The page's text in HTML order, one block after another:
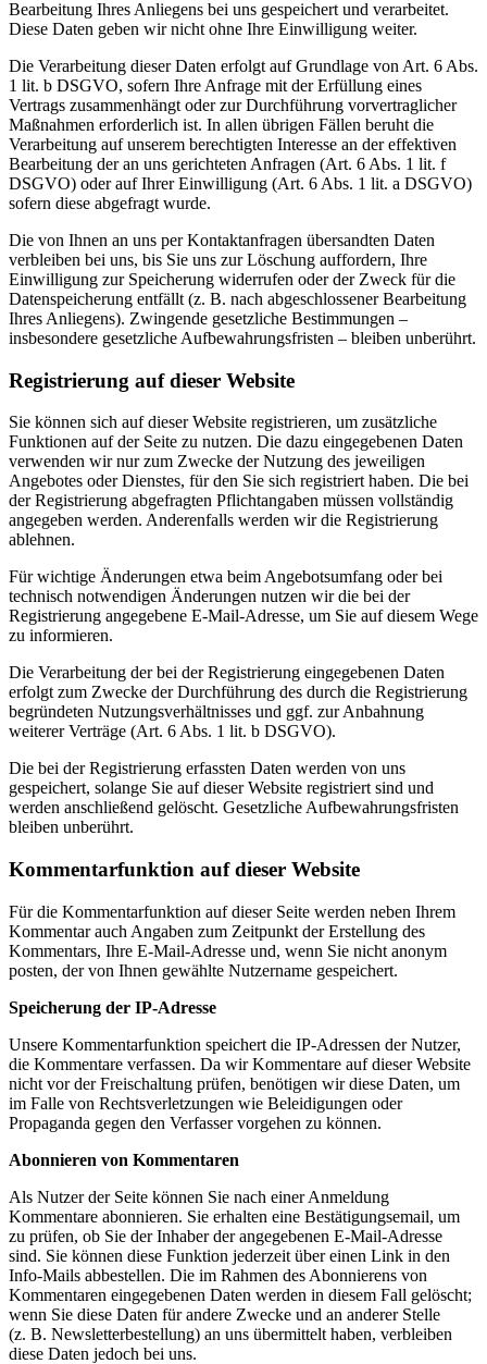
Bearbeitung Ihres Anliegens bei uns gespeichert und verarbeitet.
Diese Daten geben wir nicht ohne Ihre Einwilligung weiter.
Die Verarbeitung dieser Daten erfolgt auf Grundlage von Art. 6 Abs.
1 lit. b DSGVO, sofern Ihre Anfrage mit der Erfüllung eines
Vertrags zusammenhängt oder zur Durchführung vorvertraglicher
Maßnahmen erforderlich ist. In allen übrigen Fällen beruht die
Verarbeitung auf unserem berechtigten Interesse an der effektiven
Bearbeitung der an uns gerichteten Anfragen (Art. 6 Abs. 1 lit. f
DSGVO) oder auf Ihrer Einwilligung (Art. 6 Abs. 1 lit. a DSGVO)
sofern diese abgefragt wurde.
Die von Ihnen an uns per Kontaktanfragen übersandten Daten
verbleiben bei uns, bis Sie uns zur Löschung auffordern, Ihre
Einwilligung zur Speicherung widerrufen oder der Zweck für die
Datenspeicherung entfällt (z. B. nach abgeschlossener Bearbeitung
Ihres Anliegens). Zwingende gesetzliche Bestimmungen –
insbesondere gesetzliche Aufbewahrungsfristen – bleiben unberührt.
Registrierung auf dieser Website
Sie können sich auf dieser Website registrieren, um zusätzliche
Funktionen auf der Seite zu nutzen. Die dazu eingegebenen Daten
verwenden wir nur zum Zwecke der Nutzung des jeweiligen
Angebotes oder Dienstes, für den Sie sich registriert haben. Die bei
der Registrierung abgefragten Pflichtangaben müssen vollständig
angegeben werden. Anderenfalls werden wir die Registrierung
ablehnen.
Für wichtige Änderungen etwa beim Angebotsumfang oder bei
technisch notwendigen Änderungen nutzen wir die bei der
Registrierung angegebene E-Mail-Adresse, um Sie auf diesem Wege
zu informieren.
Die Verarbeitung der bei der Registrierung eingegebenen Daten
erfolgt zum Zwecke der Durchführung des durch die Registrierung
begründeten Nutzungsverhältnisses und ggf. zur Anbahnung
weiterer Verträge (Art. 6 Abs. 1 lit. b DSGVO).
Die bei der Registrierung erfassten Daten werden von uns
gespeichert, solange Sie auf dieser Website registriert sind und
werden anschließend gelöscht. Gesetzliche Aufbewahrungsfristen
bleiben unberührt.
Kommentar­funktion auf dieser Website
Für die Kommentarfunktion auf dieser Seite werden neben Ihrem
Kommentar auch Angaben zum Zeitpunkt der Erstellung des
Kommentars, Ihre E-Mail-Adresse und, wenn Sie nicht anonym
posten, der von Ihnen gewählte Nutzername gespeichert.
Speicherung der IP-Adresse
Unsere Kommentarfunktion speichert die IP-Adressen der Nutzer,
die Kommentare verfassen. Da wir Kommentare auf dieser Website
nicht vor der Freischaltung prüfen, benötigen wir diese Daten, um
im Falle von Rechtsverletzungen wie Beleidigungen oder
Propaganda gegen den Verfasser vorgehen zu können.
Abonnieren von Kommentaren
Als Nutzer der Seite können Sie nach einer Anmeldung
Kommentare abonnieren. Sie erhalten eine Bestätigungsemail, um
zu prüfen, ob Sie der Inhaber der angegebenen E-Mail-Adresse
sind. Sie können diese Funktion jederzeit über einen Link in den
Info-Mails abbestellen. Die im Rahmen des Abonnierens von
Kommentaren eingegebenen Daten werden in diesem Fall gelöscht;
wenn Sie diese Daten für andere Zwecke und an anderer Stelle
(z. B. Newsletterbestellung) an uns übermittelt haben, verbleiben
diese Daten jedoch bei uns.